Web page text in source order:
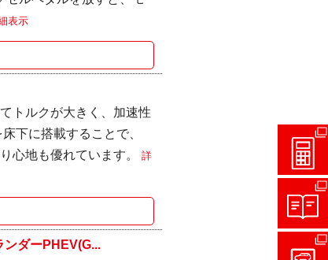
表示
トルクが大きく、加速性
下に搭載することで、
心地も優れています。 詳
ンダーPHEV(G...